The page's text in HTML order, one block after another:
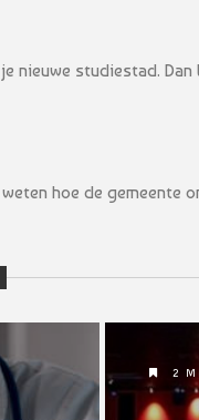
nieuwe studiestad.
hoe de gemeente
2